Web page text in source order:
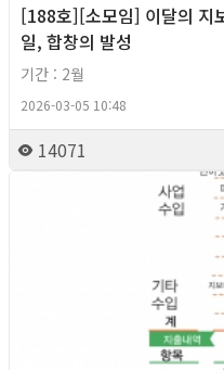
[188호][소모임] 이달의 지
일, 합창의 발성
기간 : 2월
2026-03-05 10:48
14071